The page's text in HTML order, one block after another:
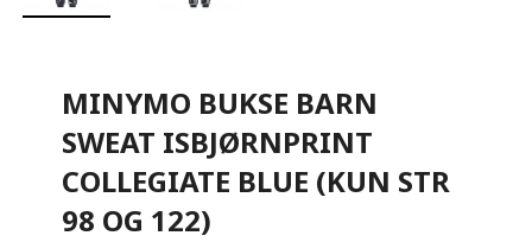
MINYMO BUKSE BARN
SWEAT ISBJØRNPRINT
COLLEGIATE BLUE (KUN STR
98 OG 122)